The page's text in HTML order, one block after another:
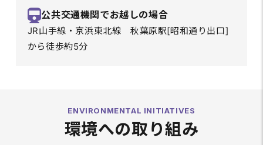
公共交通機関でお越しの場合
JR山手線・京浜東北線 秋葉原駅[昭和通り出口]
から徒歩約5分
環境への取り組み
ENVIRONMENTAL INITIATIVES